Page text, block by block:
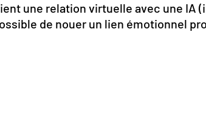
une relation virtuelle avec une IA
de nouer un lien émotionnel